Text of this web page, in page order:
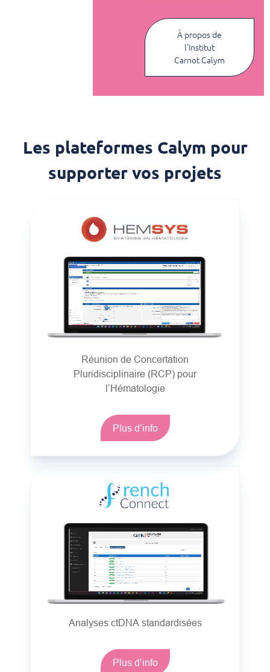
À propos de
l’Institut
Carnot Calym
Les plateformes Calym pour
supporter vos projets
Réunion de Concertation
Pluridisciplinaire (RCP) pour
l’Hématologie
Plus d’info
Analyses ctDNA standardisées
Plus d’info